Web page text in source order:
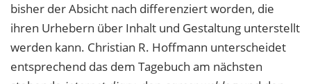
bisher der Absicht nach differenziert worden, die
ihren Urhebern über Inhalt und Gestaltung unterstellt
werden kann. Christian R. Hoffmann unterscheidet
entsprechend das dem Tagebuch am nächsten